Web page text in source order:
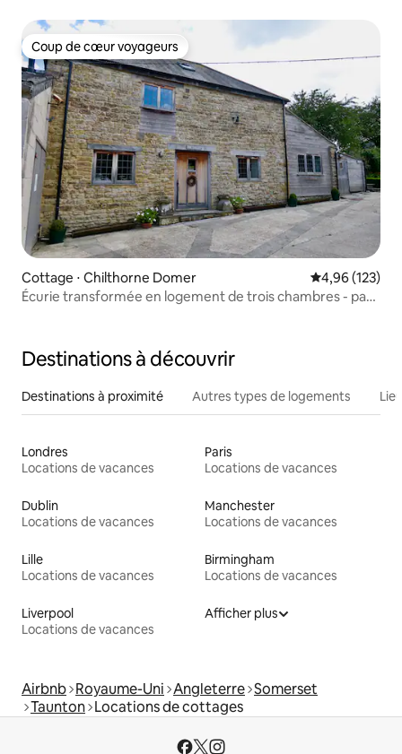
Coup de cœur voyageurs
Coup de cœur voyageurs
Cottage ⋅ Chilthorne Domer Évaluation
4,96 (123)
Écurie transformée en logement de trois chambres - pas
Destinations à découvrir
Destinations à proximité Autres types de logements
Londres
Locations de vacances
Paris
Locations de vacances
Dublin
Locations de vacances
Manchester
Locations de vacances
Lille
Locations de vacances
Birmingham
Locations de vacances
Liverpool
Locations de vacances
Afficher plus
Airbnb Royaume-Uni Angleterre Somerset
Taunton Locations de cottages